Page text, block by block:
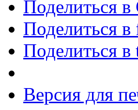
Поделиться
Поделиться
Поделиться
Версия для